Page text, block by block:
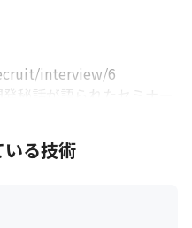
interview/6
秘話が語られたセミナー
女性の心を掴む世界観
とは！？-Girls Game
いる技術